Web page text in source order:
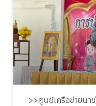
>>ศูนย์เครือข่ายนา